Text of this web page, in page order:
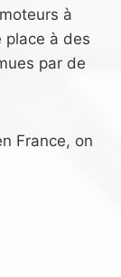
à
place à des
par de
France, on